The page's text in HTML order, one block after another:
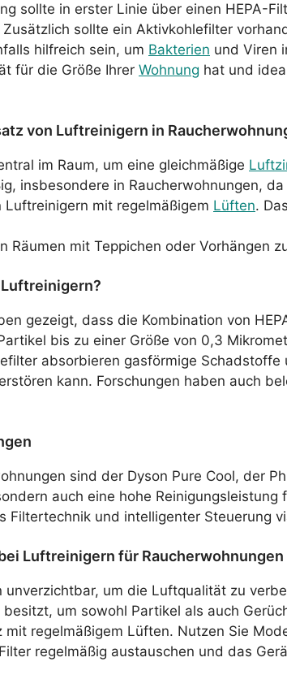
sollte in erster Linie über einen HEPA-
sollte ein Aktivkohlefilter
hilfreich sein, um Bakterien und Viren
für die Größe Ihrer Wohnung hat und
von Luftreinigern in
im Raum, um eine gleichmäßige
insbesondere in Raucherwohnungen,
Luftreinigern mit regelmäßigem Lüften.
Räumen mit Teppichen oder Vorhängen
gezeigt, dass die Kombination von
bis zu einer Größe von 0,3
absorbieren gasförmige
kann. Forschungen haben auch
sind der Dyson Pure Cool, der
auch eine hohe
Filtertechnik und intelligenter Steuerung
Luftreinigern für
um die Luftqualität zu
um sowohl Partikel als auch
mit regelmäßigem Lüften. Nutzen Sie
regelmäßig austauschen und das